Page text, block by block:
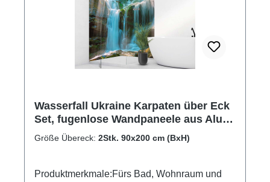
Wasserfall Ukraine Karpaten über Eck
Set, fugenlose Wandpaneele aus Alu-
Verbund 3mm, Duschrückwand
Größe Übereck: 2Stk. 90x200 cm (BxH)
Produktmerkmale:Fürs Bad, Wohnraum und